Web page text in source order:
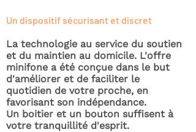
Un dispositif sécurisant et discret
La technologie au service du soutien
et du maintien au domicile. L'offre
minifone a été conçue dans le but
d'améliorer et de faciliter le
quotidien de votre proche, en
favorisant son indépendance.
Un boitier et un bouton suffisent à
votre tranquillité d'esprit.